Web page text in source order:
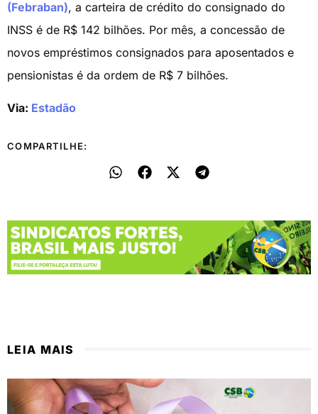
(Febraban), a carteira de crédito do consignado do
INSS é de R$ 142 bilhões. Por mês, a concessão de
novos empréstimos consignados para aposentados e
pensionistas é da ordem de R$ 7 bilhões.
Via: Estadão
COMPARTILHE:
LEIA MAIS